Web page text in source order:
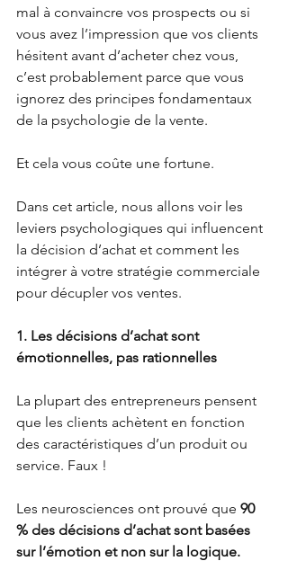
mal à convaincre vos prospects ou si
vous avez l’impression que vos clients
hésitent avant d’acheter chez vous,
c’est probablement parce que vous
ignorez des principes fondamentaux
de la psychologie de la vente.
Et cela vous coûte une fortune.
Dans cet article, nous allons voir les
leviers psychologiques qui influencent
la décision d’achat et comment les
intégrer à votre stratégie commerciale
pour décupler vos ventes.
1. Les décisions d’achat sont
émotionnelles, pas rationnelles
La plupart des entrepreneurs pensent
que les clients achètent en fonction
des caractéristiques d’un produit ou
service. Faux !
Les neurosciences ont prouvé que 90
% des décisions d’achat sont basées
sur l’émotion et non sur la logique.